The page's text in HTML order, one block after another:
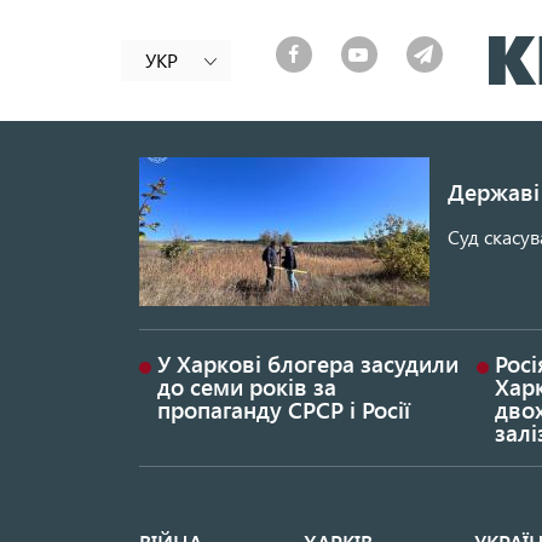
УКР
Державі
Суд
У Харкові блогера засудили
до семи років за
пропаганду СРСР і Росії